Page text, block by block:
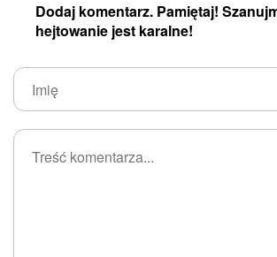
Dodaj komentarz. Pamiętaj!
hejtowanie jest karalne!